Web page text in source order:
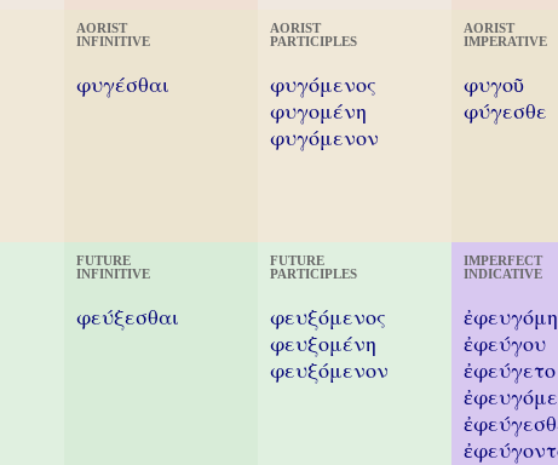
AORIST
INFINITIVE
φυγέσθαι
AORIST
PARTICIPLES
φυγόμενος
φυγομένη
φυγόμενον
AORIST
IMPERATIVE
φυγοῦ
φύγεσθε
FUTURE
INFINITIVE
φεύξεσθαι
FUTURE
PARTICIPLES
φευξόμενος
φευξομένη
φευξόμενον
IMPERFECT
INDICATIVE
ἐφεύγου
ἐφεύγετο